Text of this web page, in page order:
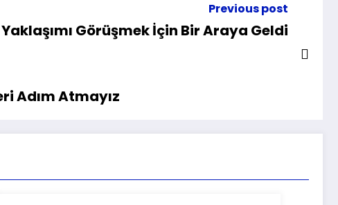
Previous post
Görüşmek İçin Bir Araya Geldi
Adım Atmayız